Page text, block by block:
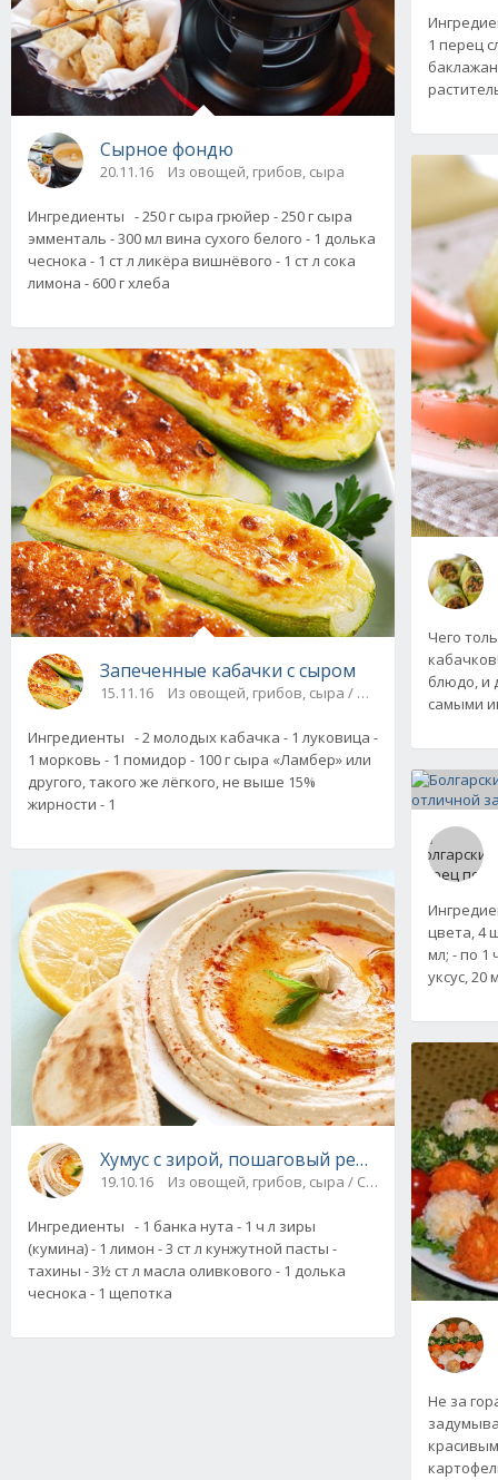
Сырное фондю
20.11.16 Из овощей, грибов, сыра
Ингредиенты - 250 г сыра грюйер - 250 г сыра
эмменталь - 300 мл вина сухого белого - 1 долька
чеснока - 1 ст л ликёра вишнёвого - 1 ст л сока
лимона - 600 г хлеба
Запеченные кабачки с сыром
15.11.16 Из овощей, грибов, сыра / На скорую руку /
Ингредиенты - 2 молодых кабачка - 1 луковица -
1 морковь - 1 помидор - 100 г сыра «Ламбер» или
другого, такого же лёгкого, не выше 15%
жирности - 1
Хумус с зирой, пошаговый рецепт с фото
19.10.16 Из овощей, грибов, сыра / Соусы
Ингредиенты - 1 банка нута - 1 ч л зиры
(кумина) - 1 лимон - 3 ст л кунжутной пасты -
тахины - 3½ ст л масла оливкового - 1 долька
чеснока - 1 щепотка
1 перец
баклажан
Чего
блюдо, и
самыми
цвета, 4
мл; - по 1
уксус, 20
Не за